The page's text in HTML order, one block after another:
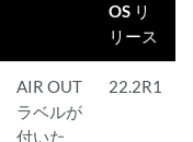
OS リ
リース
AIR OUT
ラベルが
付いた
22.2R1